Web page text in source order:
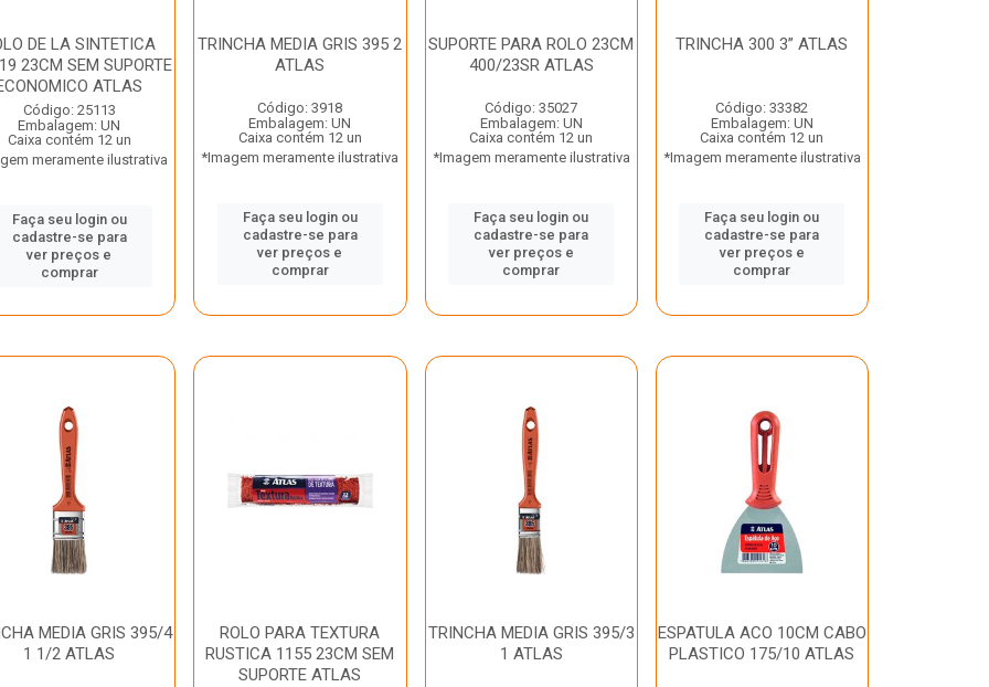
DE LA SINTETICA
23CM SEM SUPORTE
ATLAS
Código: 25113
Embalagem: UN
Caixa contém 12 un
meramente ilustrativa
Faça seu login ou
cadastre-se para
ver preços e
comprar
TRINCHA MEDIA GRIS 395 2
ATLAS
Código: 3918
Embalagem: UN
Caixa contém 12 un
*Imagem meramente ilustrativa
Faça seu login ou
cadastre-se para
ver preços e
comprar
SUPORTE PARA ROLO 23CM
400/23SR ATLAS
Código: 35027
Embalagem: UN
Caixa contém 12 un
*Imagem meramente ilustrativa
Faça seu login ou
cadastre-se para
ver preços e
comprar
TRINCHA 300 3” ATLAS
Código: 33382
Embalagem: UN
Caixa contém 12 un
*Imagem meramente ilustrativa
Faça seu login ou
cadastre-se para
ver preços e
comprar
MEDIA GRIS 395/4
1 1/2 ATLAS
ROLO PARA TEXTURA
RUSTICA 1155 23CM SEM
SUPORTE ATLAS
TRINCHA MEDIA GRIS 395/3
1 ATLAS
ESPATULA ACO 10CM CABO
PLASTICO 175/10 ATLAS